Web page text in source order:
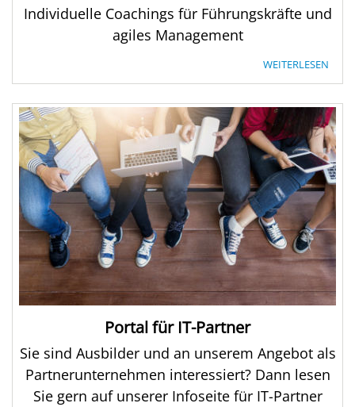
Individuelle Coachings für Führungskräfte und
agiles Management
WEITERLESEN
Portal für IT-Partner
Sie sind Ausbilder und an unserem Angebot als
Partnerunternehmen interessiert? Dann lesen
Sie gern auf unserer Infoseite für IT-Partner